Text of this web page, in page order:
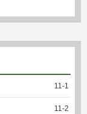
11-1
11-2